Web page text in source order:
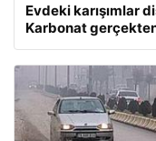
Evdeki karışımlar
Karbonat